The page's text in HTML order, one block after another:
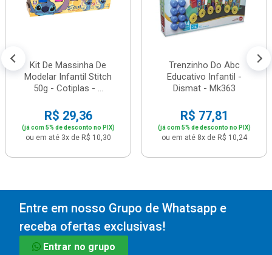
Kit De Massinha De
Modelar Infantil Stitch
50g - Cotiplas - ...
R$ 29,36
(já com 5% de desconto no PIX)
ou em até 3x de R$ 10,30
Trenzinho Do Abc
Educativo Infantil -
Dismat - Mk363
R$ 77,81
(já com 5% de desconto no PIX)
ou em até 8x de R$ 10,24
Entre em nosso Grupo de Whatsapp e
receba ofertas exclusivas!
Entrar no grupo